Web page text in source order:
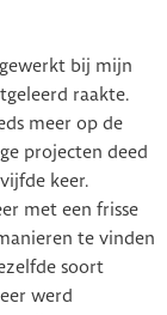
bij mijn
raakte.
meer op de
projecten deed
keer.
met een frisse
te vinden
soort
werd